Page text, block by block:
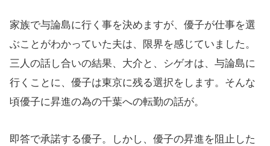
家族で与論島に行く事を決めますが、優子が仕事を選
ぶことがわかっていた夫は、限界を感じていました。
三人の話し合いの結果、大介と、シゲオは、与論島に
行くことに、優子は東京に残る選択をします。そんな
頃優子に昇進の為の千葉への転勤の話が。
即答で承諾する優子。しかし、優子の昇進を阻止した